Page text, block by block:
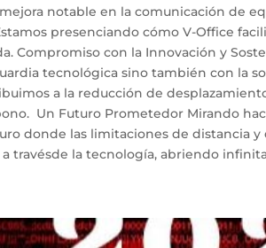
notable en la comunicación de
presenciando cómo V-Office
Compromiso con la Innovación y
tecnológica sino también con la
a la reducción de
Un Futuro Prometedor Mirando
donde las limitaciones de distancia y
travésde la tecnología, abriendo